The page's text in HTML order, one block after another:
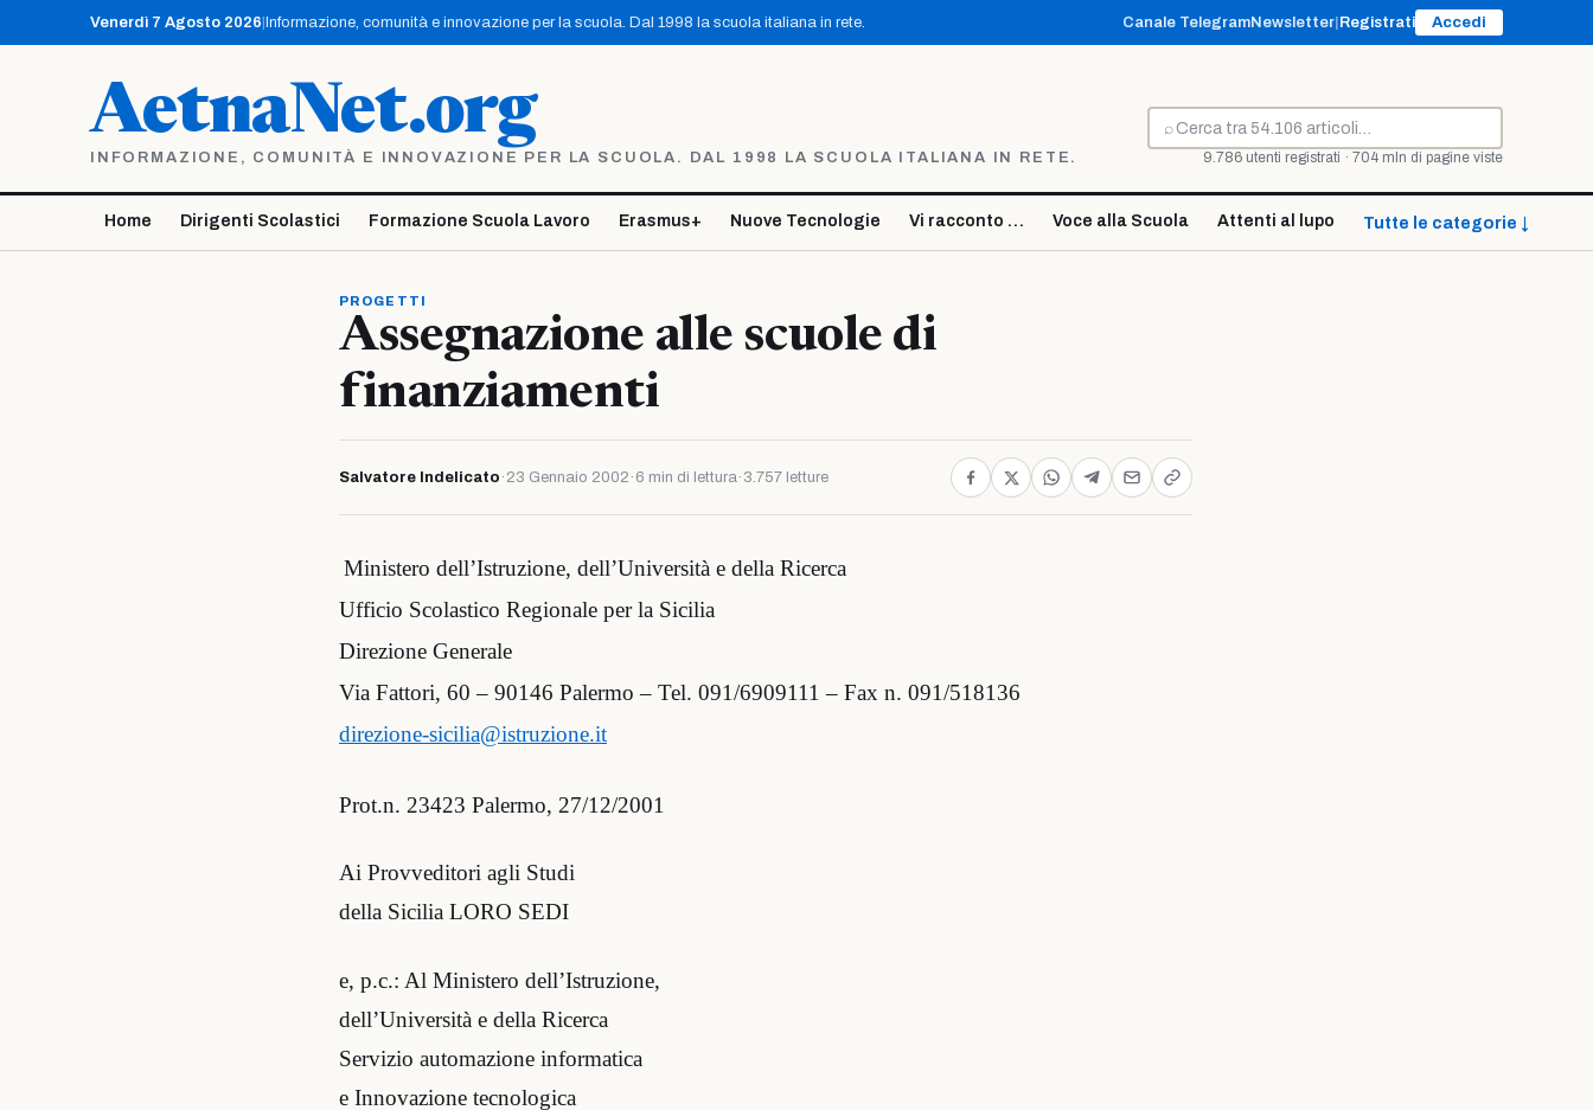
contenuto
Venerdì 7 Agosto 2026 Informazione, comunità e innovazione per la scuola. Dal 1998 la scuola italiana in rete. Canale TelegramNewsletter Registrati Accedi
AetnaNet.org
INFORMAZIONE, COMUNITÀ E INNOVAZIONE PER LA SCUOLA. DAL 1998 LA SCUOLA ITALIANA IN RETE.
⌕
Cerca
9.786 utenti registrati · 704 mln di pagine viste
Home Dirigenti Scolastici Formazione Scuola Lavoro Erasmus+ Nuove Tecnologie Vi racconto … Voce alla Scuola Attenti al lupo Tutte le categorie ↓
PROGETTI
Assegnazione alle scuole di
finanziamenti
Salvatore Indelicato · 23 Gennaio 2002 · 6 min di lettura· 3.757 letture
Ministero dell’Istruzione, dell’Università e della Ricerca
Ufficio Scolastico Regionale per la Sicilia
Direzione Generale
Via Fattori, 60 – 90146 Palermo – Tel. 091/6909111 – Fax n. 091/518136
direzione-sicilia@istruzione.it
Prot.n. 23423 Palermo, 27/12/2001
Ai Provveditori agli Studi
della Sicilia LORO SEDI
e, p.c.: Al Ministero dell’Istruzione,
dell’Università e della Ricerca
Servizio automazione informatica
e Innovazione tecnologica